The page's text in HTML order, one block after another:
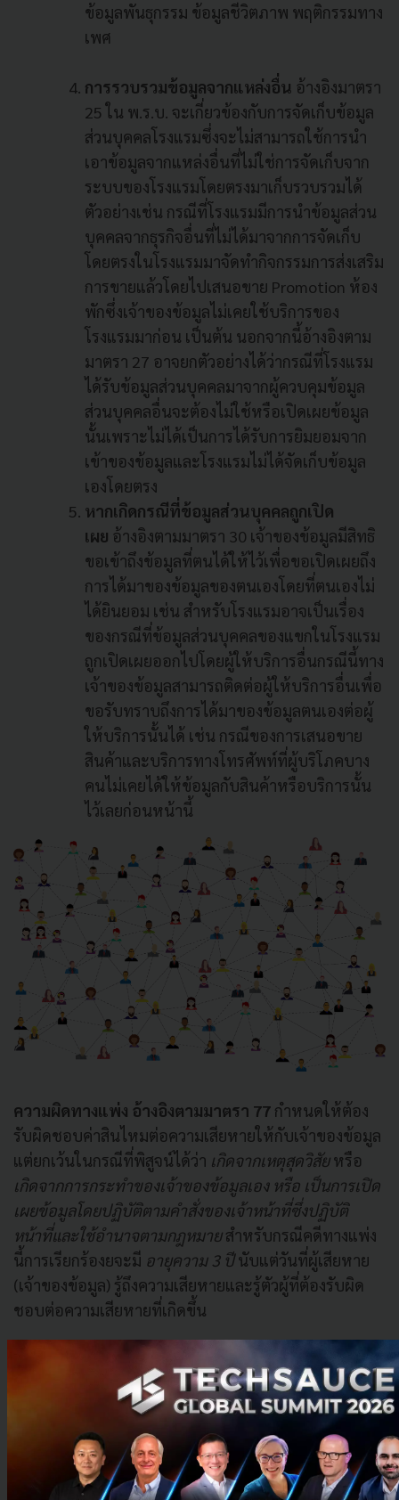
ข้อมูลพันธุกรรม ข้อมูลชีวิตภาพ พฤติกรรมทาง
เพศ
การรวบรวมข้อมูลจากแหล่งอื่น อ้างอิงมาตรา
25 ใน พ.ร.บ. จะเกี่ยวข้องกับการจัดเก็บข้อมูล
ส่วนบุคคลโรงแรมซึ่งจะไม่สามารถใช้การนำ
เอาข้อมูลจากแหล่งอื่นที่ไม่ใช่การจัดเก็บจาก
ระบบของโรงแรมโดยตรงมาเก็บรวบรวมได้
ตัวอย่างเช่น กรณีที่โรงแรมมีการนำข้อมูลส่วน
บุคคลจากธุรกิจอื่นที่ไม่ได้มาจากการจัดเก็บ
โดยตรงในโรงแรมมาจัดทำกิจกรรมการส่งเสริม
การขายแล้วโดยไปเสนอขาย Promotion ห้อง
พักซึ่งเจ้าของข้อมูลไม่เคยใช้บริการของ
โรงแรมมาก่อน เป็นต้น นอกจากนี้อ้างอิงตาม
มาตรา 27 อาจยกตัวอย่างได้ว่ากรณีที่โรงแรม
ได้รับข้อมูลส่วนบุคคลมาจากผู้ควบคุมข้อมูล
ส่วนบุคคลอื่นจะต้องไม่ใช้หรือเปิดเผยข้อมูล
นั้นเพราะไม่ได้เป็นการได้รับการยิมยอมจาก
เข้าของข้อมูลและโรงแรมไม่ได้จัดเก็บข้อมูล
เองโดยตรง
หากเกิดกรณีที่ข้อมูลส่วนบุคคลถูกเปิด
เผย อ้างอิงตามมาตรา 30 เจ้าของข้อมูลมีสิทธิ
ขอเข้าถึงข้อมูลที่ตนได้ให้ไว้เพื่อขอเปิดเผยถึง
การได้มาของข้อมูลของตนเองโดยที่ตนเองไม่
ได้ยินยอม เช่น สำหรับโรงแรมอาจเป็นเรื่อง
ของกรณีที่ข้อมูลส่วนบุคคลของแขกในโรงแรม
ถูกเปิดเผยออกไปโดยผู้ให้บริการอื่นกรณีนี้ทาง
เจ้าของข้อมูลสามารถติดต่อผู้ให้บริการอื่นเพื่อ
ขอรับทราบถึงการได้มาของข้อมูลตนเองต่อผู้
ให้บริการนั้นได้ เช่น กรณีของการเสนอขาย
สินค้าและบริการทางโทรศัพท์ที่ผู้บริโภคบาง
คนไม่เคยได้ให้ข้อมูลกับสินค้าหรือบริการนั้น
ไว้เลยก่อนหน้านี้
ความผิดทางแพ่ง อ้างอิงตามมาตรา 77 กำหนดให้ต้อง
รับผิดชอบค่าสินไหมต่อความเสียหายให้กับเจ้าของข้อมูล
แต่ยกเว้นในกรณีที่พิสูจน์ได้ว่า เกิดจากเหตุสุดวิสัยหรือ
เกิดจากการกระทำของเจ้าของข้อมูลเอง หรือ เป็นการเปิด
เผยข้อมูลโดยปฏิบัติตามคำสั่งของเจ้าหน้าที่ซึ่งปฏิบัติ
หน้าที่และใช้อำนาจตามกฎหมายสำหรับกรณีคดีทางแพ่ง
นี้การเรียกร้องยจะมี อายุความ 3 ปีนับแต่วันที่ผู้เสียหาย
(เจ้าของข้อมูล) รู้ถึงความเสียหายและรู้ตัวผู้ที่ต้องรับผิด
ชอบต่อความเสียหายที่เกิดขึ้น
ในกรณีที่ผู้
ควบคุมข้อมูลส่วนบุคคลผู้ใดฝ่าฝืนและไม่ปฏิบัติและไม่
ปฏิบัติตามมาตรใดใน พ.ร.บ. นี้ ต้องระวางโทษจำคุกไม่
เกิน 6 เดือนหรือปรับไม่เกิน 5 แสนบาทหรือทั้งจำทั้งปรับ
ข้อยกเว้นใน พ.ร.บฯโดยสรุปคือหากกรณีที่จำเป็นต้อง